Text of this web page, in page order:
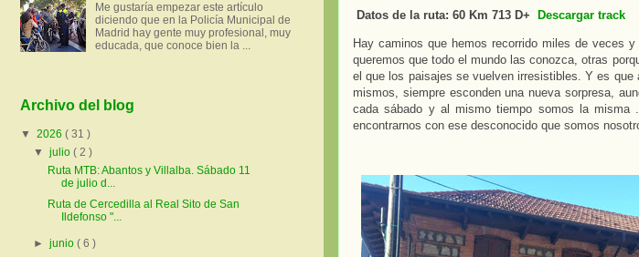
Datos de la ruta: 60 Km 713 D+ Descargar track
Hay caminos que hemos recorrido miles de veces
queremos que todo el mundo las conozca, otras
el que los paisajes se vuelven irresistibles. Y es
mismos, siempre esconden una nueva sorpresa,
cada sábado y al mismo tiempo somos la
encontrarnos con ese desconocido que somos
Me gustaría empezar este artículo
diciendo que en la Policía Municipal de
Madrid hay gente muy profesional, muy
educada, que conoce bien la ...
Archivo del blog
▼ 2026 ( 31 )
▼julio( 2 )
Ruta MTB: Abantos y Villalba. Sábado 11
de julio d...
Ruta de Cercedilla al Real Sito de San
Ildefonso "...
►junio( 6 )